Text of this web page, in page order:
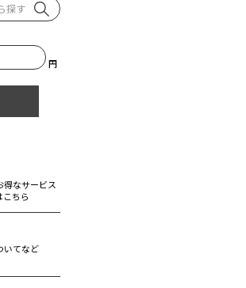
円
得なサービス
ちら
いてなど